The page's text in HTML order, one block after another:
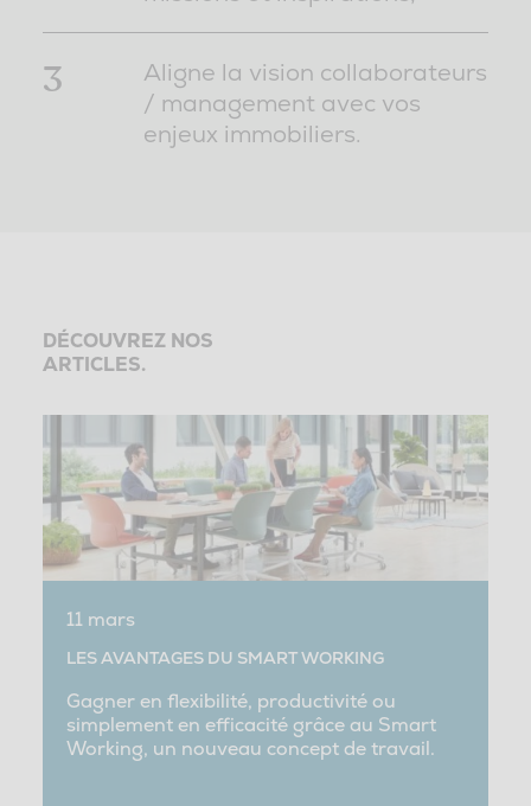
3
Aligne la vision collaborateurs
/ management avec vos
enjeux immobiliers.
DÉCOUVREZ NOS
ARTICLES.
11 mars
LES AVANTAGES DU SMART WORKING
Gagner en flexibilité, productivité ou
simplement en efficacité grâce au Smart
Working, un nouveau concept de travail.